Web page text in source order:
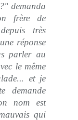
demanda
frère de
très
réponse
parler au
le même
et je
demande
nom est
qui